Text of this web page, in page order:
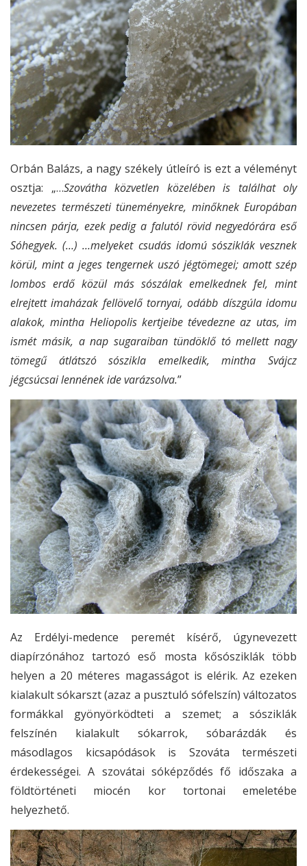
Orbán Balázs, a nagy székely útleíró is ezt a véleményt
osztja: „…Szovátha közvetlen közelében is találhat oly
nevezetes természeti tüneményekre, minőknek Europában
nincsen párja, ezek pedig a falutól rövid negyedórára eső
Sóhegyek. (…) …melyeket csudás idomú sósziklák vesznek
körül, mint a jeges tengernek uszó jégtömegei; amott szép
lombos erdő közül más sószálak emelkednek fel, mint
elrejtett imaházak fellövelő tornyai, odább díszgúla idomu
alakok, mintha Heliopolis kertjeibe tévedezne az utas, im
ismét másik, a nap sugaraiban tündöklő tó mellett nagy
tömegű átlátszó sószikla emelkedik, mintha Svájcz
jégcsúcsai lennének ide varázsolva.”
Az Erdélyi-medence peremét kísérő, úgynevezett
diapírzónához tartozó eső mosta kősósziklák több
helyen a 20 méteres magasságot is elérik. Az ezeken
kialakult sókarszt (azaz a pusztuló sófelszín) változatos
formákkal gyönyörködteti a szemet; a sósziklák
felszínén kialakult sókarrok, sóbarázdák és
másodlagos kicsapódások is Szováta természeti
érdekességei. A szovátai sóképződés fő időszaka a
földtörténeti miocén kor tortonai emeletébe
helyezhető.